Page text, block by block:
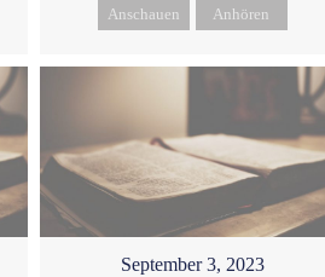
Anschauen Anhören
September 3, 2023